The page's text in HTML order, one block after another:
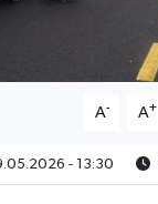
A- A+
- 13:30